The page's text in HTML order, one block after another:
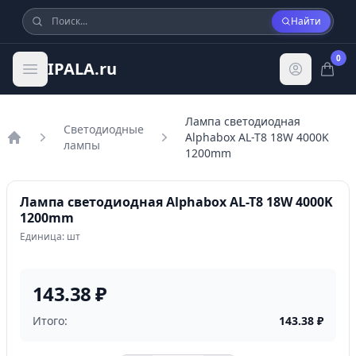
Найти
IPALA.ru
0
Светодиодные
лампы
Лампа светодиодная
Alphabox AL-T8 18W 4000K
1200mm
Лампа светодиодная Alphabox AL-T8 18W 4000K
1200mm
Единица: шт
143.38 ₽
Итого: 143.38 ₽